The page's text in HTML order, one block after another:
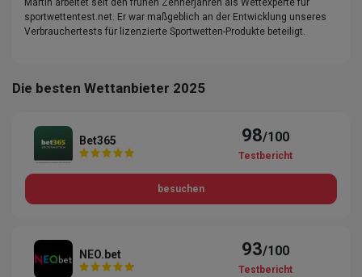
Martin arbeitet seit den frühen Zehnerjahren als Wettexperte für
sportwettentest.net. Er war maßgeblich an der Entwicklung unseres
Verbrauchertests für lizenzierte Sportwetten-Produkte beteiligt.
Die besten Wettanbieter 2025
Bet365 98/100
Testbericht
besuchen
NEO.bet 93/100
Testbericht